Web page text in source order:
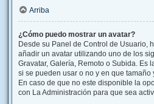
Arriba
¿Cómo puedo mostrar un avatar?
Desde su Panel de Control de Usuario,
añadir un avatar utilizando uno de los
Gravatar, Galería, Remoto o Subida. Es
si se pueden usar o no y en que
En caso de que no este disponible la
con La Administración para que sea